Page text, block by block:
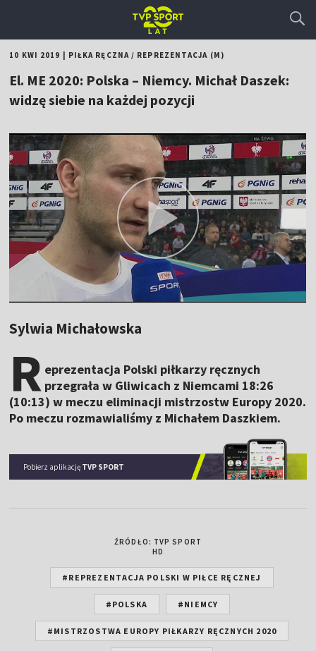
10 KWI 2019 PIŁKA RĘCZNA/ REPREZENTACJA (M)
El. ME 2020: Polska – Niemcy. Michał Daszek:
widzę siebie na każdej pozycji
Sylwia Michałowska
R eprezentacja Polski piłkarzy ręcznych
przegrała w Gliwicach z Niemcami 18:26
(10:13) w meczu eliminacji mistrzostw Europy 2020.
Po meczu rozmawialiśmy z Michałem Daszkiem.
Pobierz aplikację TVP SPORT
ŹRÓDŁO: TVP SPORT
HD
#REPREZENTACJA POLSKI W PIŁCE RĘCZNEJ
#POLSKA #NIEMCY
#MISTRZOSTWA EUROPY PIŁKARZY RĘCZNYCH 2020